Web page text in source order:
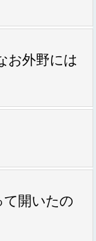
お外野には
開いたの